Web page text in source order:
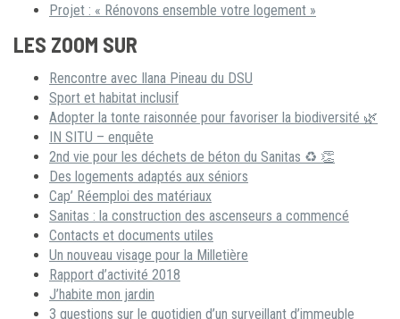
Projet : « Rénovons ensemble votre logement »
LES ZOOM SUR
Rencontre avec Ilana Pineau du DSU
Sport et habitat inclusif
Adopter la tonte raisonnée pour favoriser la biodiversité 🌿
IN SITU – enquête
2nd vie pour les déchets de béton du Sanitas ♻ 👏
Des logements adaptés aux séniors
Cap’ Réemploi des matériaux
Sanitas : la construction des ascenseurs a commencé
Contacts et documents utiles
Un nouveau visage pour la Milletière
Rapport d’activité 2018
J’habite mon jardin
3 questions sur le quotidien d’un surveillant d’immeuble